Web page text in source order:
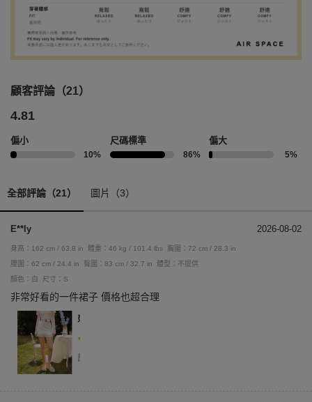
顧客評論（21）
4.81
偏小
10%
尺碼標準
86%
偏大
5%
全部評論（21） 圖片（3）
E**ly 2026-08-02
身高：162 cm / 63.8 in 體重：46 kg / 101.4 lbs
胸圍：72 cm / 28.3 in
腰圍：62 cm / 24.4 in
臀圍：83 cm / 32.7 in
體型：不提供
顏色：白
尺寸：S
非常好看的一件裙子 價格也超合理